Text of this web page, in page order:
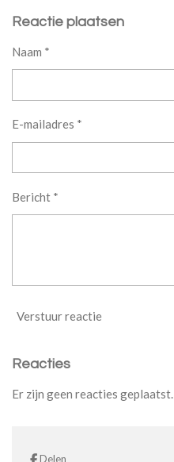
Reactie plaatsen
Naam *
E-mailadres *
Bericht *
Verstuur reactie
Reacties
Er zijn geen reacties geplaatst.
Delen